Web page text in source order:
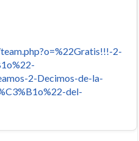
2-
2-Decimos-de-la-
del-